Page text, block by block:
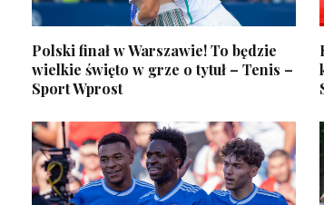
Polski finał w Warszawie! To będzie
wielkie święto w grze o tytuł – Tenis –
Sport Wprost